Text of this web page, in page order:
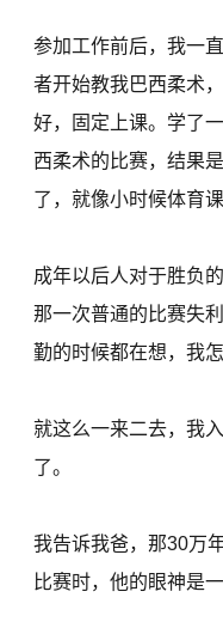
参加工作前后，我一
者开始教我巴西柔术
好，固定上课。学了
西柔术的比赛，结果
了，就像小时候体育
成年以后人对于胜负
那一次普通的比赛失
勤的时候都在想，我
就这么一来二去，我
了。
我告诉我爸，那30万
比赛时，他的眼神是